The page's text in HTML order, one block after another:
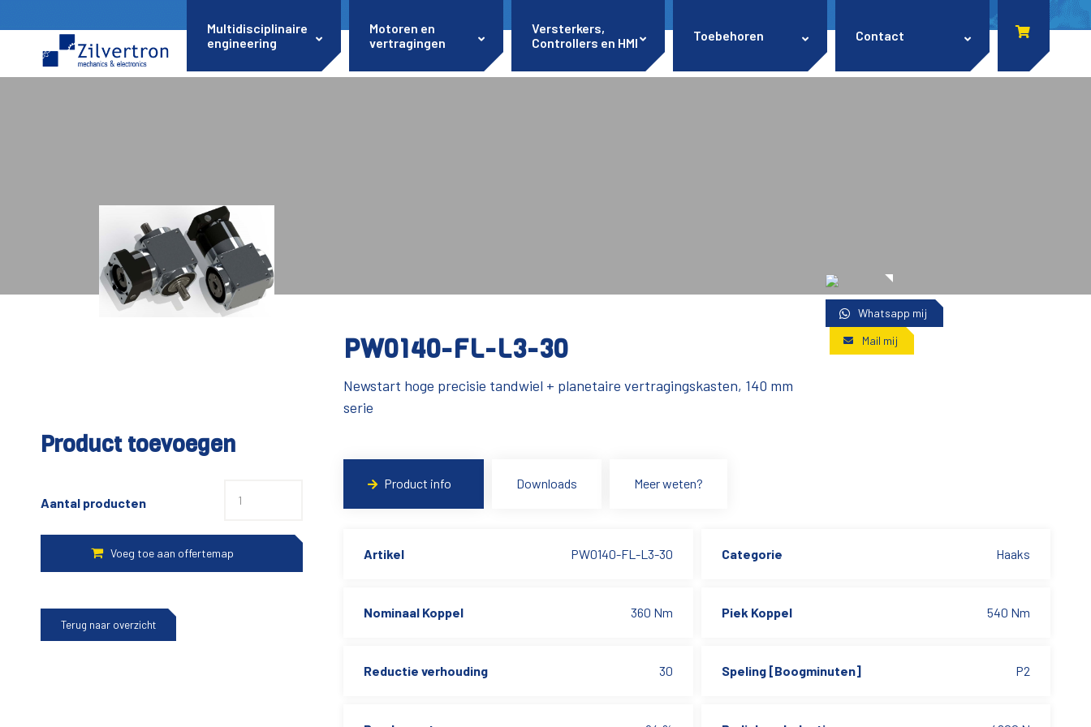
Multidisciplinaire
engineering
Motoren en
vertragingen
Versterkers,
Controllers en HMI
Toebehoren Contact
Whatsapp mij
Mail mij
Product toevoegen
Aantal producten
Terug naar overzicht
PW0140-FL-L3-30
Newstart hoge precisie tandwiel + planetaire vertragingskasten, 140 mm
serie
Product info Downloads Meer weten?
Artikel PW0140-FL-L3-30 Categorie Haaks
Nominaal Koppel 360 Nm Piek Koppel 540 Nm
Reductie verhouding 30 Speling [Boogminuten] P2